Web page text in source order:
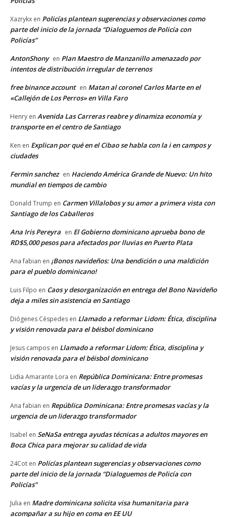
Xazrykx en Policías plantean sugerencias y observaciones como
parte del inicio de la jornada “Dialoguemos de Policía con
Policías”
AntonShony en Plan Maestro de Manzanillo amenazado por
intentos de distribución irregular de terrenos
free binance account en Matan al coronel Carlos Marte en el
«Callejón de Los Perros» en Villa Faro
Henry en Avenida Las Carreras reabre y dinamiza economía y
transporte en el centro de Santiago
Ken en Explican por qué en el Cibao se habla con la i en campos y
ciudades
Fermin sanchez en Haciendo América Grande de Nuevo: Un hito
mundial en tiempos de cambio
Donald Trump en Carmen Villalobos y su amor a primera vista con
Santiago de los Caballeros
Ana Iris Pereyra en El Gobierno dominicano aprueba bono de
RD$5,000 pesos para afectados por lluvias en Puerto Plata
Ana fabian en ¡Bonos navideños: Una bendición o una maldición
para el pueblo dominicano!
Luis Filpo en Caos y desorganización en entrega del Bono Navideño
deja a miles sin asistencia en Santiago
Diógenes Céspedes en Llamado a reformar Lidom: Ética, disciplina
y visión renovada para el béisbol dominicano
Jesus campos en Llamado a reformar Lidom: Ética, disciplina y
visión renovada para el béisbol dominicano
Lidia Amarante Lora en República Dominicana: Entre promesas
vacías y la urgencia de un liderazgo transformador
Ana fabian en República Dominicana: Entre promesas vacías y la
urgencia de un liderazgo transformador
Isabel en SeNaSa entrega ayudas técnicas a adultos mayores en
Boca Chica para mejorar su calidad de vida
24Cot en Policías plantean sugerencias y observaciones como
parte del inicio de la jornada “Dialoguemos de Policía con
Policías”
Julia en Madre dominicana solicita visa humanitaria para
acompañar a su hijo en coma en EE UU